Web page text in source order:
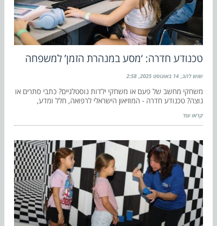
טכנודע חדרה: ‘מסע במנהרת הזמן’ למשפחה
שוש להב 14 באוגוסט 2025 2:58
משחקי מחשב של פעם או משחקי ילדות נוסטלגיים? כתבי סתרים או
נוצה? טכנודע חדרה - המוזיאון הישראלי לרפואה, חלל ומדע,
קראו עוד